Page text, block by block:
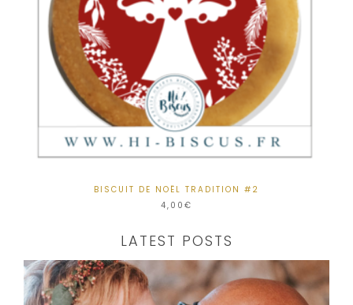
BISCUIT DE NOËL TRADITION #2
4,00 €
LATEST POSTS